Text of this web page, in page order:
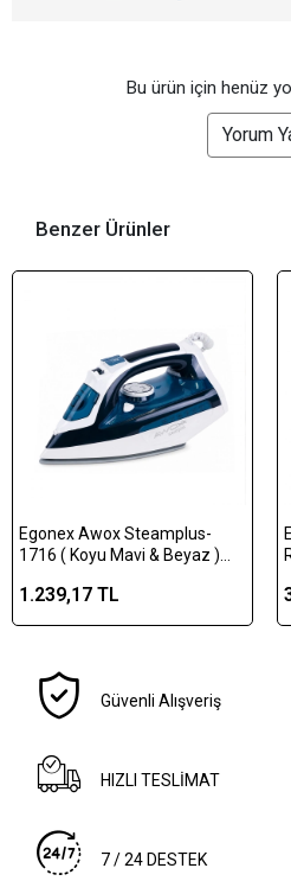
Bu ürün için henüz
Yorum
Benzer Ürünler
Egonex Awox Steamplus-
1716 ( Koyu Mavi & Beyaz )
360° Hareketli Kablo & Buhar
1.239,17 TL
Güvenli Alışveriş
HIZLI TESLİMAT
7 / 24 DESTEK